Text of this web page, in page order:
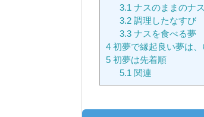
3.1 ナスのままのナ
3.2調理したなすび
3.3ナスを食べる夢
4 初夢で縁起良い夢は
5 初夢は先着順
5.1 関連